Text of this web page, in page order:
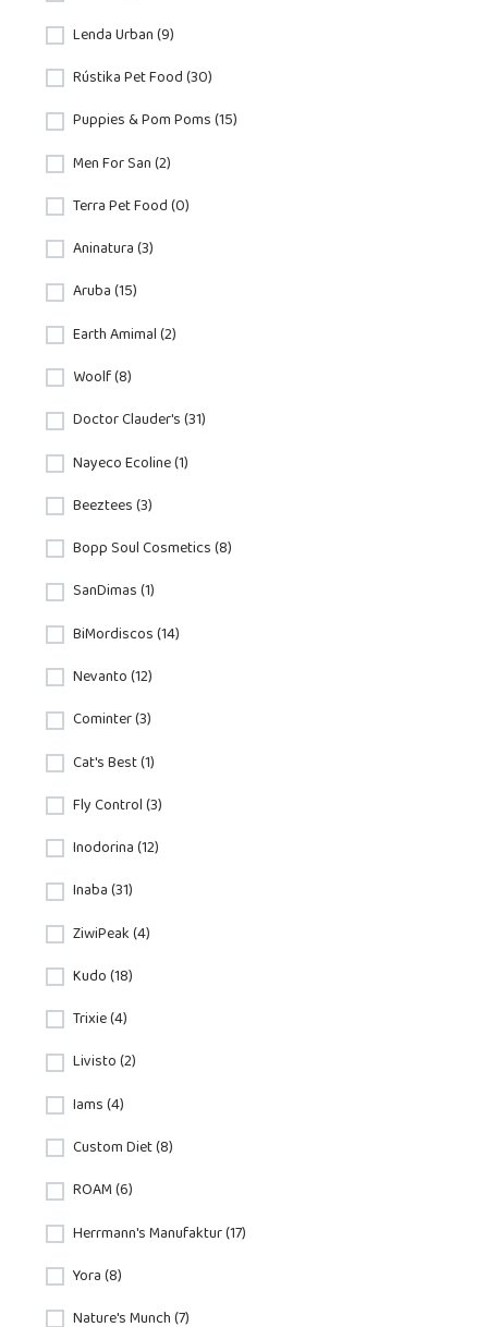
Lenda Urban (9)
Rústika Pet Food (30)
Puppies & Pom Poms (15)
Men For San (2)
Terra Pet Food (0)
Aninatura (3)
Aruba (15)
Earth Amimal (2)
Woolf (8)
Doctor Clauder's (31)
Nayeco Ecoline (1)
Beeztees (3)
Bopp Soul Cosmetics (8)
SanDimas (1)
BiMordiscos (14)
Nevanto (12)
Cominter (3)
Cat's Best (1)
Fly Control (3)
Inodorina (12)
Inaba (31)
ZiwiPeak (4)
Kudo (18)
Trixie (4)
Livisto (2)
Iams (4)
Custom Diet (8)
ROAM (6)
Herrmann's Manufaktur (17)
Yora (8)
Nature's Munch (7)